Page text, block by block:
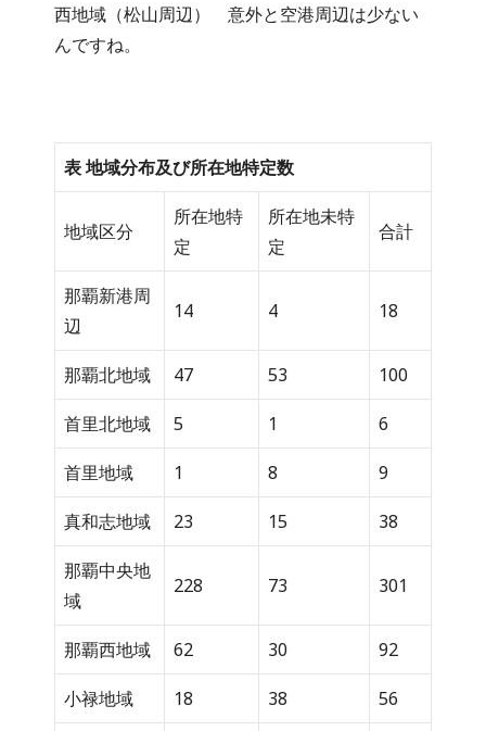
西地域（松山周辺） 意外と空港周辺は少ない
んですね。
表 地域分布及び所在地特定数
地域区分
所在地特
定
所在地未特
定
合計
那覇新港周
辺
14 4 18
那覇北地域 47 53 100
首里北地域 5 1 6
首里地域 1 8 9
真和志地域 23 15 38
那覇中央地
域
228 73 301
那覇西地域 62 30 92
小禄地域 18 38 56